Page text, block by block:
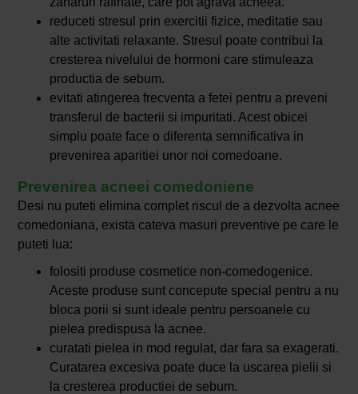
reduceti stresul prin exercitii fizice, meditatie sau
alte activitati relaxante. Stresul poate contribui la
cresterea nivelului de hormoni care stimuleaza
productia de sebum.
evitati atingerea frecventa a fetei pentru a preveni
transferul de bacterii si impuritati. Acest obicei
simplu poate face o diferenta semnificativa in
prevenirea aparitiei unor noi comedoane.
Prevenirea acneei comedoniene
Desi nu puteti elimina complet riscul de a dezvolta acnee
comedoniana, exista cateva masuri preventive pe care le
puteti lua:
folositi produse cosmetice non-comedogenice.
Aceste produse sunt concepute special pentru a nu
bloca porii si sunt ideale pentru persoanele cu
pielea predispusa la acnee.
curatati pielea in mod regulat, dar fara sa exagerati.
Curatarea excesiva poate duce la uscarea pielii si
la cresterea productiei de sebum.